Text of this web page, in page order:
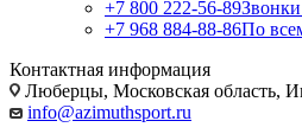
+7 800 222-56-89
+7 968 884-88-86По
Контактная информация
Люберцы, Московская область,
info@azimuthsport.ru